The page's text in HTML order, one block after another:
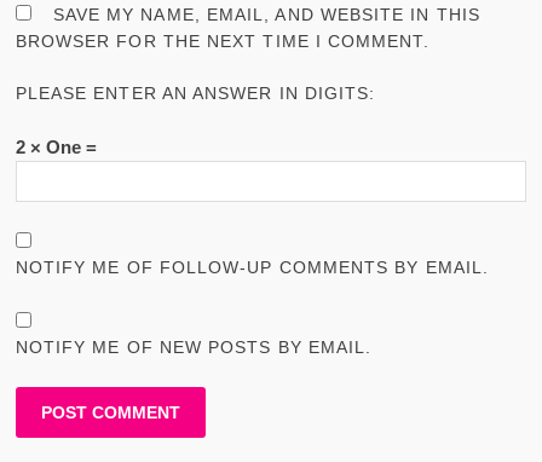
SAVE MY NAME, EMAIL, AND WEBSITE IN THIS
BROWSER FOR THE NEXT TIME I COMMENT.
PLEASE ENTER AN ANSWER IN DIGITS:
2 × One =
NOTIFY ME OF FOLLOW-UP COMMENTS BY EMAIL.
NOTIFY ME OF NEW POSTS BY EMAIL.